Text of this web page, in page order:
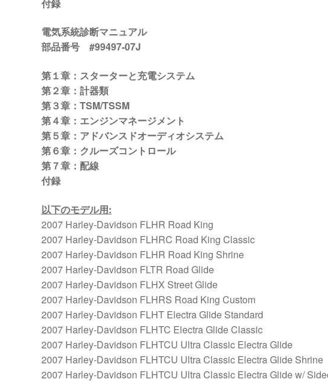
付録
電気系統診断マニュアル
部品番号 #99497-07J
第１章：スターターと充電システム
第２章：計器類
第３章：TSM/TSSM
第４章：エンジンマネージメント
第５章：アドバンスドオーディオシステム
第６章：クルーズコントロール
第７章：配線
付録
以下のモデル用:
2007 Harley-Davidson FLHR Road King
2007 Harley-Davidson FLHRC Road King Classic
2007 Harley-Davidson FLHR Road King Shrine
2007 Harley-Davidson FLTR Road Glide
2007 Harley-Davidson FLHX Street Glide
2007 Harley-Davidson FLHRS Road King Custom
2007 Harley-Davidson FLHT Electra Glide Standard
2007 Harley-Davidson FLHTC Electra Glide Classic
2007 Harley-Davidson FLHTCU Ultra Classic Electra Glide
2007 Harley-Davidson FLHTCU Ultra Classic Electra Glide Shrine
2007 Harley-Davidson FLHTCU Ultra Classic Electra Glide w/